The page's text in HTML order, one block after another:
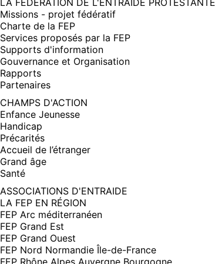
LA FÉDÉRATION DE L'ENTRAIDE PROTESTANTE
Missions - projet fédératif
Charte de la FEP
Services proposés par la FEP
Supports d'information
Gouvernance et Organisation
Rapports
Partenaires
CHAMPS D'ACTION
Enfance Jeunesse
Handicap
Précarités
Accueil de l’étranger
Grand âge
Santé
ASSOCIATIONS D'ENTRAIDE
LA FEP EN RÉGION
FEP Arc méditerranéen
FEP Grand Est
FEP Grand Ouest
FEP Nord Normandie Île-de-France
FEP Rhône Alpes Auvergne Bourgogne